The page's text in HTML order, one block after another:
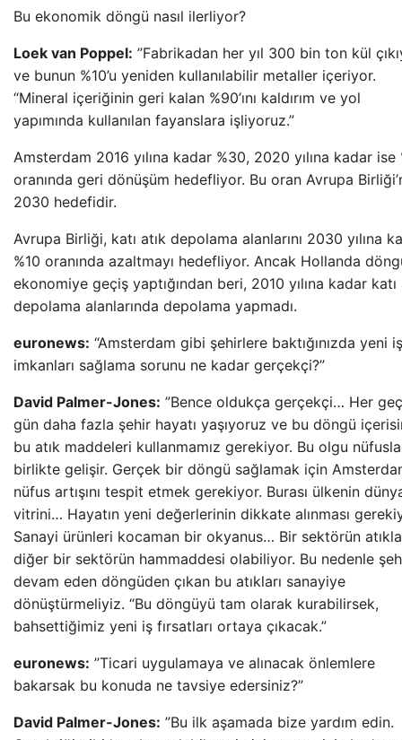
Bu ekonomik döngü nasıl ilerliyor?
Loek van Poppel: ”Fabrikadan her yıl 300 bin ton kül
ve bunun %10’u yeniden kullanılabilir metaller içeriyor.
“Mineral içeriğinin geri kalan %90’ını kaldırım ve yol
yapımında kullanılan fayanslara işliyoruz.”
Amsterdam 2016 yılına kadar %30, 2020 yılına kadar ise
oranında geri dönüşüm hedefliyor. Bu oran Avrupa
2030 hedefidir.
Avrupa Birliği, katı atık depolama alanlarını 2030 yılına
%10 oranında azaltmayı hedefliyor. Ancak Hollanda
ekonomiye geçiş yaptığından beri, 2010 yılına kadar katı
depolama alanlarında depolama yapmadı.
euronews: “Amsterdam gibi şehirlere baktığınızda yeni iş
imkanları sağlama sorunu ne kadar gerçekçi?”
David Palmer-Jones: ”Bence oldukça gerçekçi… Her
gün daha fazla şehir hayatı yaşıyoruz ve bu döngü
bu atık maddeleri kullanmamız gerekiyor. Bu olgu nüfusla
birlikte gelişir. Gerçek bir döngü sağlamak için
nüfus artışını tespit etmek gerekiyor. Burası ülkenin
vitrini… Hayatın yeni değerlerinin dikkate alınması
Sanayi ürünleri kocaman bir okyanus… Bir sektörün
diğer bir sektörün hammaddesi olabiliyor. Bu nedenle
devam eden döngüden çıkan bu atıkları sanayiye
dönüştürmeliyiz. “Bu döngüyü tam olarak kurabilirsek,
bahsettiğimiz yeni iş fırsatları ortaya çıkacak.”
euronews: ”Ticari uygulamaya ve alınacak önlemlere
bakarsak bu konuda ne tavsiye edersiniz?”
David Palmer-Jones: ”Bu ilk aşamada bize yardım edin.